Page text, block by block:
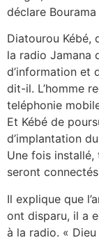
déclare
Diatourou Kébé,
la radio Jamana
d’information et
dit-il. L’homme
teléphonie
Et Kébé de
d’implantation
Une fois
seront
Il explique que
ont disparu, il a
à la radio. «